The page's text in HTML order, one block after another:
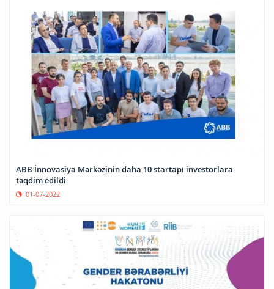
ABB İnnovasiya Mərkəzinin daha 10 startapı investorlara
təqdim edildi
01-07-2022